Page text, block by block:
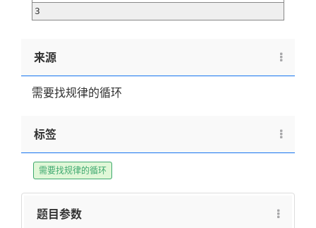
3
来源
需要找规律的循环
标签
需要找规律的循环
题目参数